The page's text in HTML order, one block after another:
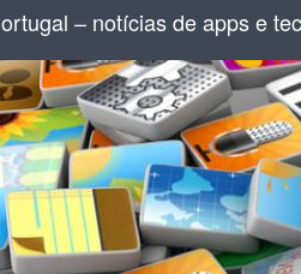
ortugal – notícias de apps e